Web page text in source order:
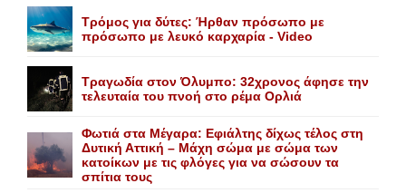
Τρόμος για δύτες: Ήρθαν πρόσωπο με
πρόσωπο με λευκό καρχαρία - Video
Τραγωδία στον Όλυμπο: 32χρονος άφησε την
τελευταία του πνοή στο ρέμα Ορλιά
Φωτιά στα Μέγαρα: Εφιάλτης δίχως τέλος στη
Δυτική Αττική – Μάχη σώμα με σώμα των
κατοίκων με τις φλόγες για να σώσουν τα
σπίτια τους